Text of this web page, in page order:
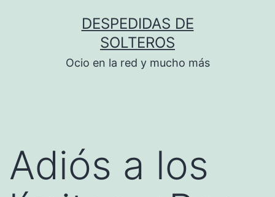
DESPEDIDAS DE
SOLTEROS
Ocio en la red y mucho más
Adiós a los